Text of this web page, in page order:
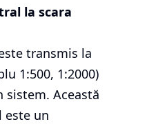
la scara
transmis la
1:500, 1:2000)
sistem. Această
este un